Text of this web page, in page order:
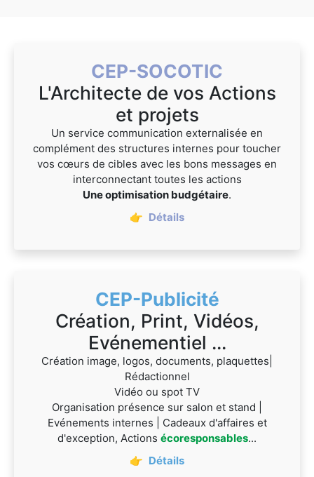
CEP-SOCOTIC
L'Architecte de vos Actions
et projets
Un service communication externalisée en
complément des structures internes pour toucher
vos cœurs de cibles avec les bons messages en
interconnectant toutes les actions
Une optimisation budgétaire.
👉 Détails
CEP-Publicité
Création, Print, Vidéos,
Evénementiel ...
Création image, logos, documents, plaquettes|
Rédactionnel
Vidéo ou spot TV
Organisation présence sur salon et stand |
Evénements internes | Cadeaux d'affaires et
d'exception, Actions écoresponsables...
👉 Détails